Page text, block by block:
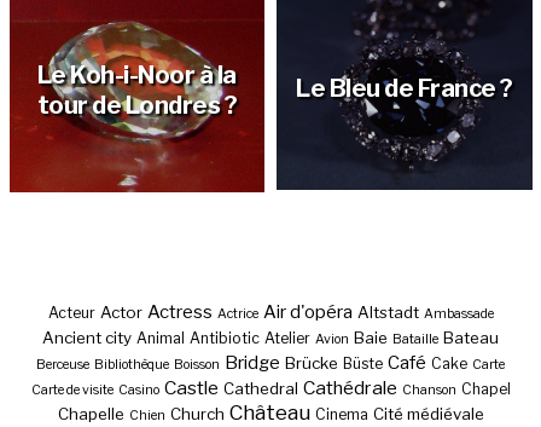
Le Koh-i-Noor à la
tour de Londres ?
Le Bleu de France ?
Acteur Actor Actress Actrice Air d'opéra Altstadt Ambassade
Ancient city Animal Antibiotic Atelier Avion Baie Bataille Bateau
Berceuse Bibliothèque Boisson Bridge Brücke Büste Café Cake Carte
Carte de visite Casino Castle Cathedral Cathédrale Chanson Chapel
Chapelle Chien Church Château Cinema Cité médiévale